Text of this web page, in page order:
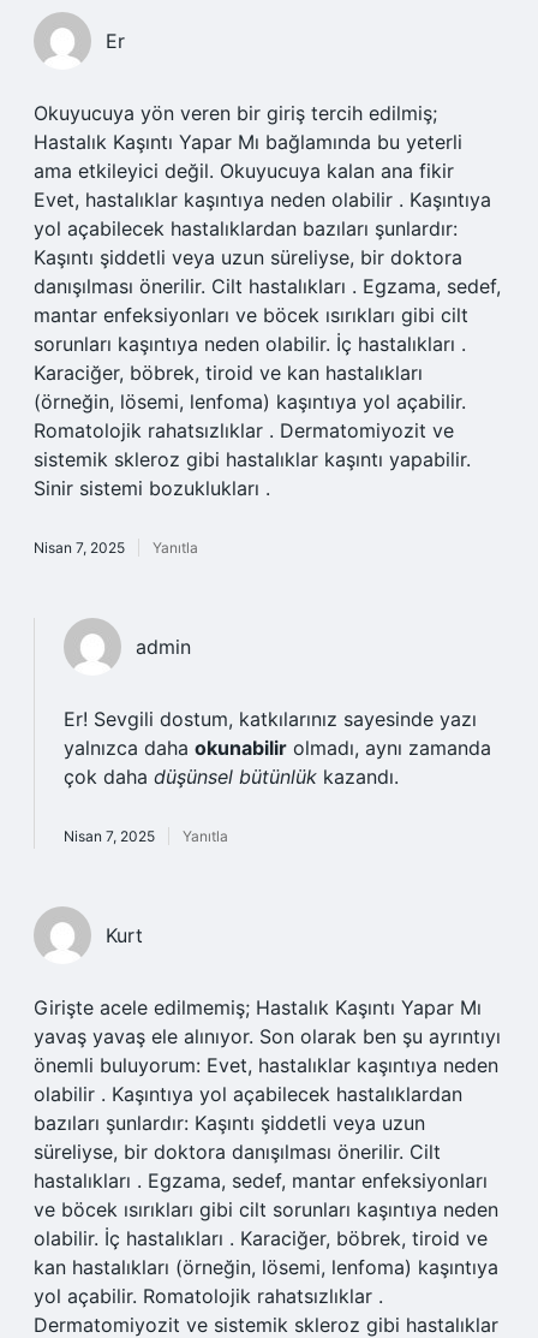
Er
Okuyucuya yön veren bir giriş tercih edilmiş;
Hastalık Kaşıntı Yapar Mı bağlamında bu yeterli
ama etkileyici değil. Okuyucuya kalan ana fikir
Evet, hastalıklar kaşıntıya neden olabilir . Kaşıntıya
yol açabilecek hastalıklardan bazıları şunlardır:
Kaşıntı şiddetli veya uzun süreliyse, bir doktora
danışılması önerilir. Cilt hastalıkları . Egzama, sedef,
mantar enfeksiyonları ve böcek ısırıkları gibi cilt
sorunları kaşıntıya neden olabilir. İç hastalıkları .
Karaciğer, böbrek, tiroid ve kan hastalıkları
(örneğin, lösemi, lenfoma) kaşıntıya yol açabilir.
Romatolojik rahatsızlıklar . Dermatomiyozit ve
sistemik skleroz gibi hastalıklar kaşıntı yapabilir.
Sinir sistemi bozuklukları .
Nisan 7, 2025 Yanıtla
admin
Er! Sevgili dostum, katkılarınız sayesinde yazı
yalnızca daha okunabilir olmadı, aynı zamanda
çok daha düşünsel bütünlük kazandı.
Nisan 7, 2025 Yanıtla
Kurt
Girişte acele edilmemiş; Hastalık Kaşıntı Yapar Mı
yavaş yavaş ele alınıyor. Son olarak ben şu ayrıntıyı
önemli buluyorum: Evet, hastalıklar kaşıntıya neden
olabilir . Kaşıntıya yol açabilecek hastalıklardan
bazıları şunlardır: Kaşıntı şiddetli veya uzun
süreliyse, bir doktora danışılması önerilir. Cilt
hastalıkları . Egzama, sedef, mantar enfeksiyonları
ve böcek ısırıkları gibi cilt sorunları kaşıntıya neden
olabilir. İç hastalıkları . Karaciğer, böbrek, tiroid ve
kan hastalıkları (örneğin, lösemi, lenfoma) kaşıntıya
yol açabilir. Romatolojik rahatsızlıklar .
Dermatomiyozit ve sistemik skleroz gibi hastalıklar